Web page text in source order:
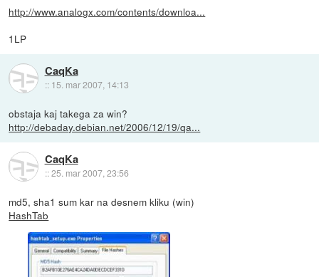
http://www.analogx.com/contents/downloa...
1LP
CaqKa
:: 15. mar 2007, 14:13
obstaja kaj takega za win?
http://debaday.debian.net/2006/12/19/qa...
CaqKa
::25. mar 2007, 23:56
md5, sha1 sum kar na desnem kliku (win)
HashTab